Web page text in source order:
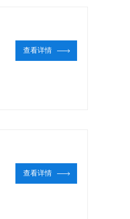
查看详情
查看详情